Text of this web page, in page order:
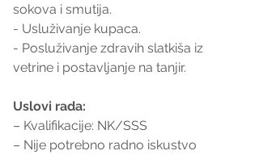
sokova i smutija.
- Usluživanje kupaca.
- Posluživanje zdravih slatkiša iz
vetrine i postavljanje na tanjir.
Uslovi rada:
– Kvalifikacije: NK/SSS
– Nije potrebno radno iskustvo